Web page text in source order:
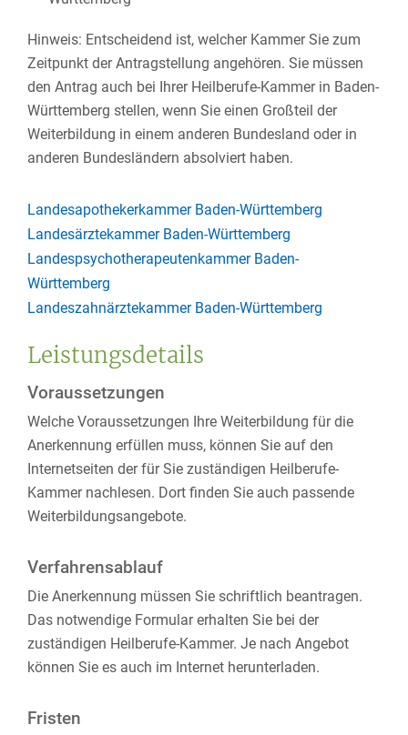
Hinweis: Entscheidend ist, welcher Kammer Sie zum
Zeitpunkt der Antragstellung angehören. Sie müssen
den Antrag auch bei Ihrer Heilberufe-Kammer in Baden-
Württemberg stellen, wenn Sie einen Großteil der
Weiterbildung in einem anderen Bundesland oder in
anderen Bundesländern absolviert haben.
Landesapothekerkammer Baden-Württemberg
Landesärztekammer Baden-Württemberg
Landespsychotherapeutenkammer Baden-
Württemberg
Landeszahnärztekammer Baden-Württemberg
Leistungsdetails
Voraussetzungen
Welche Voraussetzungen Ihre Weiterbildung für die
Anerkennung erfüllen muss, können Sie auf den
Internetseiten der für Sie zuständigen Heilberufe-
Kammer nachlesen. Dort finden Sie auch passende
Weiterbildungsangebote.
Verfahrensablauf
Die Anerkennung müssen Sie schriftlich beantragen.
Das notwendige Formular erhalten Sie bei der
zuständigen Heilberufe-Kammer. Je nach Angebot
können Sie es auch im Internet herunterladen.
Fristen